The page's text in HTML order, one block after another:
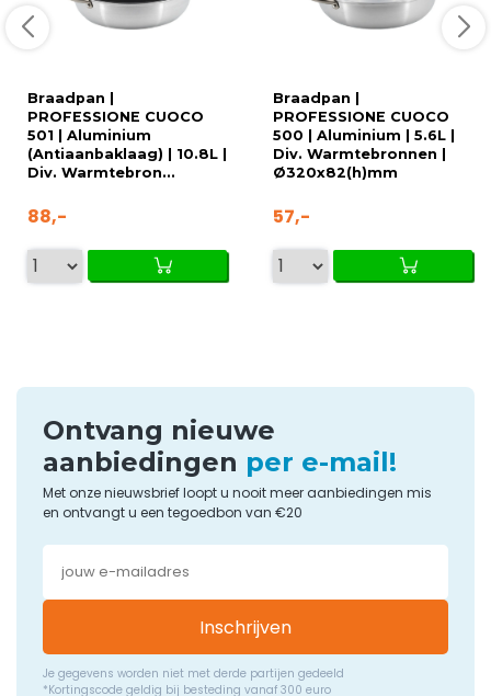
Braadpan |
PROFESSIONE CUOCO
501 | Aluminium
(Antiaanbaklaag) | 10.8L |
Div. Warmtebron...
88,-
Braadpan |
PROFESSIONE CUOCO
500 | Aluminium | 5.6L |
Div. Warmtebronnen |
Ø320x82(h)mm
57,-
Ontvang nieuwe
aanbiedingen per e-mail!
Met onze nieuwsbrief loopt u nooit meer aanbiedingen mis
en ontvangt u een tegoedbon van €20
Inschrijven
Je gegevens worden niet met derde partijen gedeeld
*Kortingscode geldig bij besteding vanaf 300 euro